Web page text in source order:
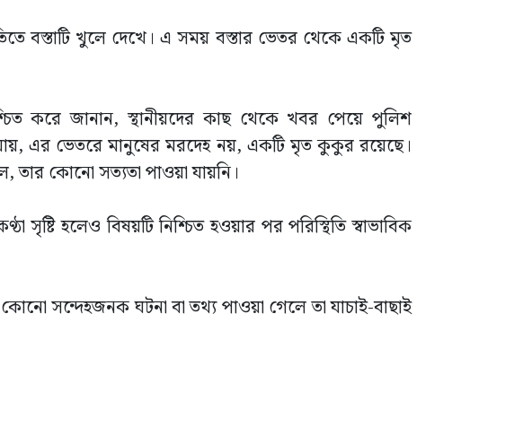
বস্তাটি খুলে দেখে। এ সময় বস্তার ভেতর থেকে একটি মৃত
করে জানান, স্থানীয়দের কাছ থেকে খবর পেয়ে পুলিশ
যায়, এর ভেতরে মানুষের মরদেহ নয়, একটি মৃত কুকুর রয়েছে।
তার কোনো সত্যতা পাওয়া যায়নি।
হলেও বিষয়টি নিশ্চিত হওয়ার পর পরিস্থিতি স্বাভাবিক
সন্দেহজনক ঘটনা বা তথ্য পাওয়া গেলে তা যাচাই-বাছাই